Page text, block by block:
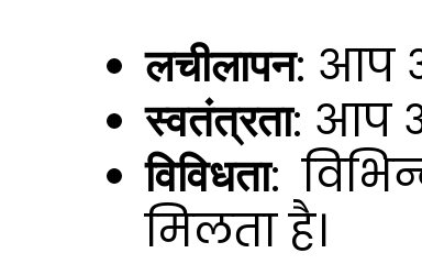
लचीलापन: आप
स्वतंत्रता: आप
विविधता:
मिलता है।